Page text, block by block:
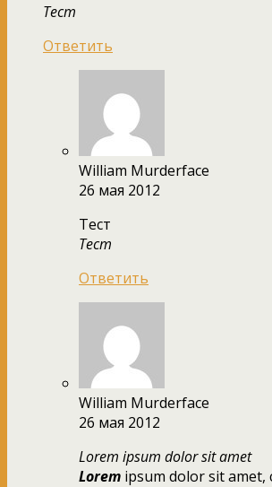
Тест
Ответить
William Murderface
26 мая 2012
Тест
Тест
Ответить
William Murderface
26 мая 2012
Lorem ipsum dolor sit amet
Lorem ipsum dolor sit amet,